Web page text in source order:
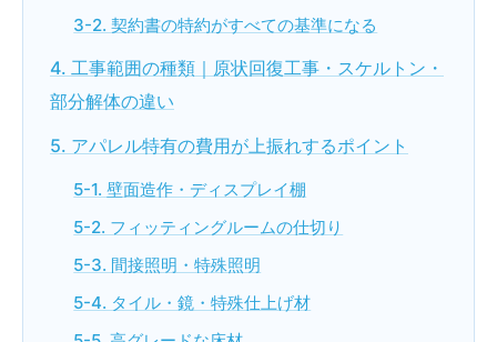
3-2. 契約書の特約がすべての基準になる
4. 工事範囲の種類｜原状回復工事・スケルトン・
部分解体の違い
5. アパレル特有の費用が上振れするポイント
5-1. 壁面造作・ディスプレイ棚
5-2. フィッティングルームの仕切り
5-3. 間接照明・特殊照明
5-4. タイル・鏡・特殊仕上げ材